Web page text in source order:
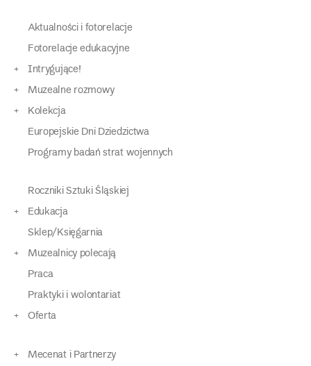
Aktualności i fotorelacje
Fotorelacje edukacyjne
Intrygujące!
Muzealne rozmowy
Kolekcja
Europejskie Dni Dziedzictwa
Programy badań strat wojennych
Roczniki Sztuki Śląskiej
Edukacja
Sklep/Księgarnia
Muzealnicy polecają
Praca
Praktyki i wolontariat
Oferta
Mecenat i Partnerzy